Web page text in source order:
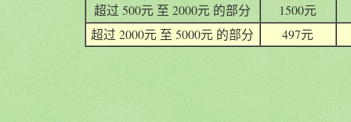
超过 500元 至 2000元 的部分
1500元
超过 2000元 至 5000元 的部分
497元